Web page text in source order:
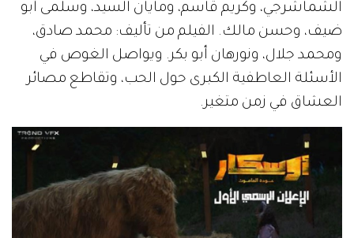
الشماشرجي، وكريم قاسم، ومايان السيد، وسلمى أبو
ضيف، وحسن مالك. الفيلم من تأليف: محمد صادق،
ومحمد جلال، ونورهان أبو بكر. ويواصل الغوص في
الأسئلة العاطفية الكبرى حول الحب، وتقاطع مصائر
العشاق في زمن متغير.